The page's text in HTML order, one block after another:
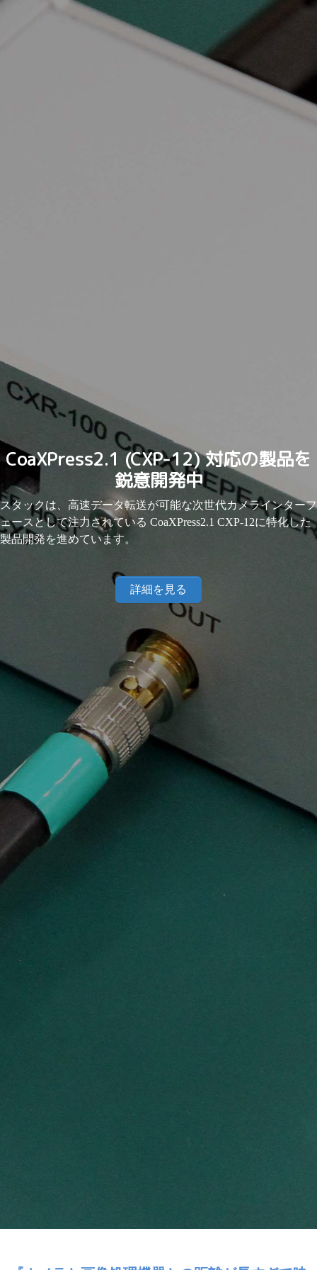
CoaXPress2.1 (CXP-12) 対応の製品を
鋭意開発中
スタックは、高速データ転送が可能な次世代カメラインターフ
ェースとして注力されている CoaXPress2.1 CXP-12に特化した
製品開発を進めています。
詳細を見る